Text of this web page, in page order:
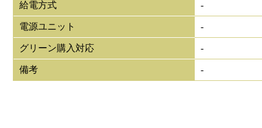
給電方式 -
電源ユニット -
グリーン購入対応 -
備考 -